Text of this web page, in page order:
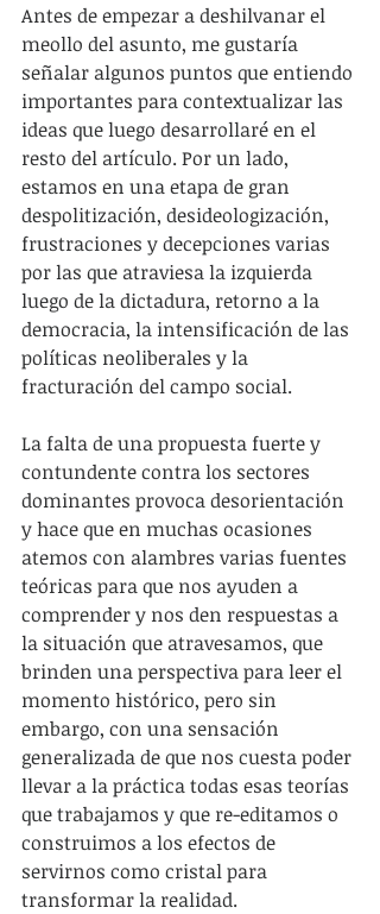
Antes de empezar a deshilvanar el
meollo del asunto, me gustaría
señalar algunos puntos que entiendo
importantes para contextualizar las
ideas que luego desarrollaré en el
resto del artículo. Por un lado,
estamos en una etapa de gran
despolitización, desideologización,
frustraciones y decepciones varias
por las que atraviesa la izquierda
luego de la dictadura, retorno a la
democracia, la intensificación de las
políticas neoliberales y la
fracturación del campo social.
La falta de una propuesta fuerte y
contundente contra los sectores
dominantes provoca desorientación
y hace que en muchas ocasiones
atemos con alambres varias fuentes
teóricas para que nos ayuden a
comprender y nos den respuestas a
la situación que atravesamos, que
brinden una perspectiva para leer el
momento histórico, pero sin
embargo, con una sensación
generalizada de que nos cuesta poder
llevar a la práctica todas esas teorías
que trabajamos y que re-editamos o
construimos a los efectos de
servirnos como cristal para
transformar la realidad.